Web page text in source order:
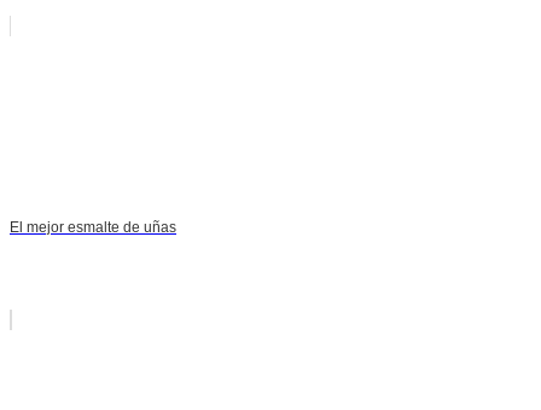
El mejor esmalte de uñas